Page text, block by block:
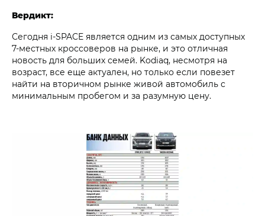
Вердикт:
Сегодня i‑SPACE является одним из самых доступных
7‑местных кроссоверов на рынке, и это отличная
новость для больших семей. Kodiaq, несмотря на
возраст, все еще актуален, но только если повезет
найти на вторичном рынке живой автомобиль с
минимальным пробегом и за разумную цену.